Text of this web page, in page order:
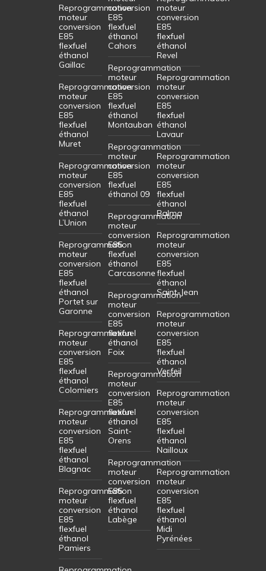
Reprogrammation
moteur
conversion
E85
flexfuel
éthanol
Gaillac
Reprogrammation
moteur
conversion
E85
flexfuel
éthanol
Muret
Reprogrammation
moteur
conversion
E85
flexfuel
éthanol
L’Union
Reprogrammation
moteur
conversion
E85
flexfuel
éthanol
Portet sur
Garonne
Reprogrammation
moteur
conversion
E85
flexfuel
éthanol
Colomiers
Reprogrammation
moteur
conversion
E85
flexfuel
éthanol
Blagnac
Reprogrammation
moteur
conversion
E85
flexfuel
éthanol
Pamiers
conversion
E85
flexfuel
éthanol
Cahors
Reprogrammation
moteur
conversion
E85
flexfuel
éthanol
Montauban
Reprogrammation
moteur
conversion
E85
flexfuel
éthanol 09
Reprogrammation
moteur
conversion
E85
flexfuel
éthanol
Carcasonne
Reprogrammation
moteur
conversion
E85
flexfuel
éthanol
Foix
Reprogrammation
moteur
conversion
E85
flexfuel
éthanol
Saint-
Orens
Reprogrammation
moteur
conversion
E85
flexfuel
éthanol
Labège
moteur
conversion
E85
flexfuel
éthanol
Revel
Reprogrammation
moteur
conversion
E85
flexfuel
éthanol
Lavaur
Reprogrammation
moteur
conversion
E85
flexfuel
éthanol
Balma
Reprogrammation
moteur
conversion
E85
flexfuel
éthanol
Saint-Jean
Reprogrammation
moteur
conversion
E85
flexfuel
éthanol
Verfeil
Reprogrammation
moteur
conversion
E85
flexfuel
éthanol
Nailloux
Reprogrammation
moteur
conversion
E85
flexfuel
éthanol
Midi
Pyrénées